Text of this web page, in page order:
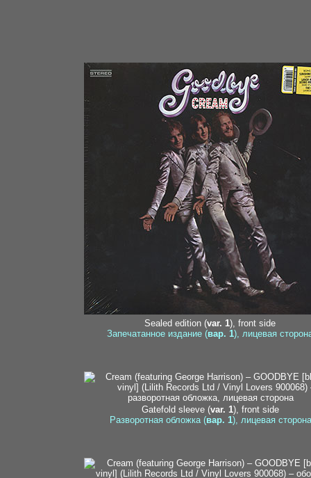
Sealed edition (var. 1), front side
Запечатанное издание (вар. 1), лицевая
Gatefold sleeve (var. 1), front side
Разворотная обложка (вар. 1), лицевая сторона